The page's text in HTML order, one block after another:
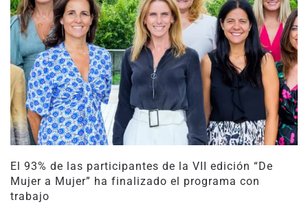
El 93% de las participantes de la VII edición “De
Mujer a Mujer” ha finalizado el programa con
trabajo